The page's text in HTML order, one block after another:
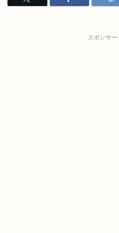
スポンサー